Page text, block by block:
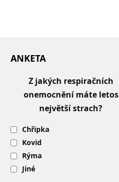
ANKETA
Z jakých respiračních
onemocnění máte letos
největší strach?
Chřipka
Kovid
Rýma
Jiné